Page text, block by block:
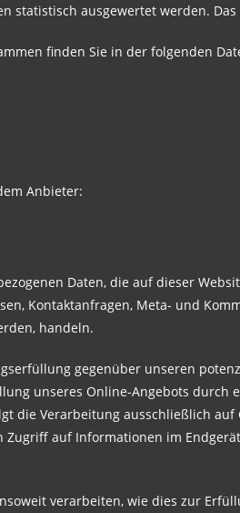
statistisch ausgewertet werden.
finden Sie in der folgenden
Anbieter:
Daten, die auf dieser
Kontaktanfragen, Meta- und
handeln.
gegenüber unseren
unseres Online-Angebots durch
Verarbeitung ausschließlich auf
auf Informationen im
verarbeiten, wie dies zur